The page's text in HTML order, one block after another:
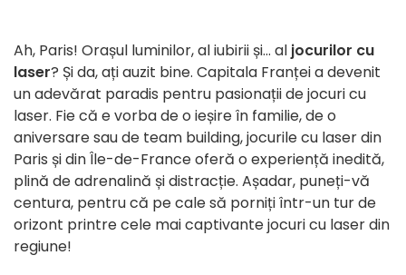
Ah, Paris! Orașul luminilor, al iubirii și... al jocurilor cu
laser? Și da, ați auzit bine. Capitala Franței a devenit
un adevărat paradis pentru pasionații de jocuri cu
laser. Fie că e vorba de o ieșire în familie, de o
aniversare sau de team building, jocurile cu laser din
Paris și din Île-de-France oferă o experiență inedită,
plină de adrenalină și distracție. Așadar, puneți-vă
centura, pentru că pe cale să porniți într-un tur de
orizont printre cele mai captivante jocuri cu laser din
regiune!